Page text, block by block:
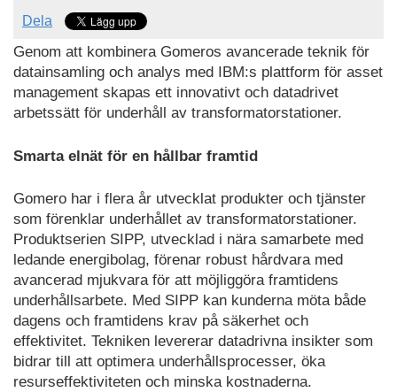
Dela
Genom att kombinera Gomeros avancerade teknik för
datainsamling och analys med IBM:s plattform för asset
management skapas ett innovativt och datadrivet
arbetssätt för underhåll av transformatorstationer.
Smarta elnät för en hållbar framtid
Gomero har i flera år utvecklat produkter och tjänster
som förenklar underhållet av transformatorstationer.
Produktserien SIPP, utvecklad i nära samarbete med
ledande energibolag, förenar robust hårdvara med
avancerad mjukvara för att möjliggöra framtidens
underhållsarbete. Med SIPP kan kunderna möta både
dagens och framtidens krav på säkerhet och
effektivitet. Tekniken levererar datadrivna insikter som
bidrar till att optimera underhållsprocesser, öka
resurseffektiviteten och minska kostnaderna.